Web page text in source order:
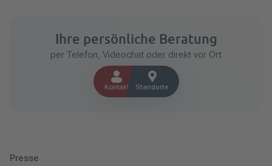
Ihre persönliche Beratung
per Telefon, Videochat oder direkt vor Ort
Kontakt Standorte
Presse